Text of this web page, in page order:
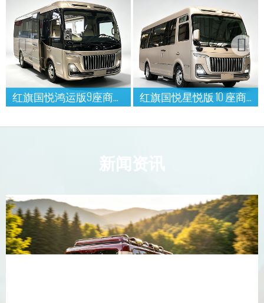
红旗国悦鸿运版9座商务接待用车 红旗国悦星悦版 10 座商务接待用车
新闻资讯